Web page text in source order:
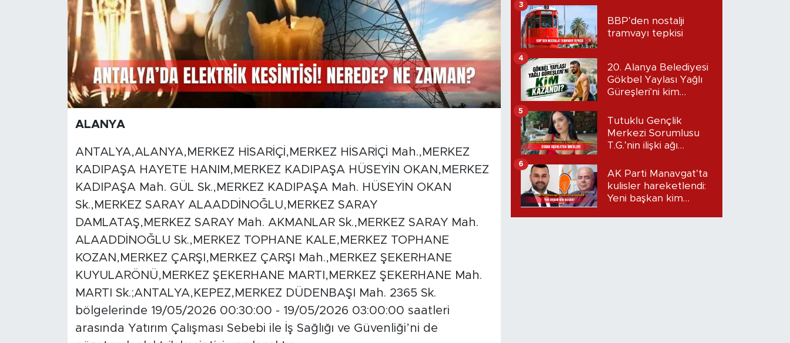
ALANYA
ANTALYA,ALANYA,MERKEZ HİSARİÇİ,MERKEZ HİSARİÇİ Mah.,MERKEZ
KADIPAŞA HAYETE HANIM,MERKEZ KADIPAŞA HÜSEYİN OKAN,MERKEZ
KADIPAŞA Mah. GÜL Sk.,MERKEZ KADIPAŞA Mah. HÜSEYİN OKAN
Sk.,MERKEZ SARAY ALAADDİNOĞLU,MERKEZ SARAY
DAMLATAŞ,MERKEZ SARAY Mah. AKMANLAR Sk.,MERKEZ SARAY Mah.
ALAADDİNOĞLU Sk.,MERKEZ TOPHANE KALE,MERKEZ TOPHANE
KOZAN,MERKEZ ÇARŞI,MERKEZ ÇARŞI Mah.,MERKEZ ŞEKERHANE
KUYULARÖNÜ,MERKEZ ŞEKERHANE MARTI,MERKEZ ŞEKERHANE Mah.
MARTI Sk.;ANTALYA,KEPEZ,MERKEZ DÜDENBAŞI Mah. 2365 Sk.
bölgelerinde 19/05/2026 00:30:00 - 19/05/2026 03:00:00 saatleri
arasında Yatırım Çalışması Sebebi ile İş Sağlığı ve Güvenliği’ni de
BBP’den nostalji
tramvayı tepkisi
3
20. Alanya Belediyesi
Gökbel Yaylası Yağlı
Güreşleri'ni kim
4
Tutuklu Gençlik
Merkezi Sorumlusu
T.G.’nin ilişki ağı
Dudak uçuklatan
iddialar!
5
AK Parti Manavgat’ta
kulisler hareketlendi:
Yeni başkan kim
6
Resmi İlanlar
Turizm